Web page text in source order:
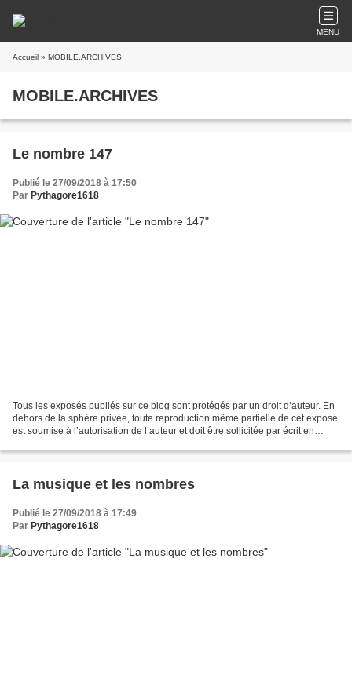
MENU
Accueil » MOBILE.ARCHIVES
MOBILE.ARCHIVES
Le nombre 147
Publié le 27/09/2018 à 17:50
Par Pythagore1618
Tous les exposés publiés sur ce blog sont protégés par un droit d’auteur. En
dehors de la sphère privée, toute reproduction même partielle de cet exposé
est soumise à l’autorisation de l’auteur et doit être sollicitée par écrit en
La musique et les nombres
Publié le 27/09/2018 à 17:49
Par Pythagore1618